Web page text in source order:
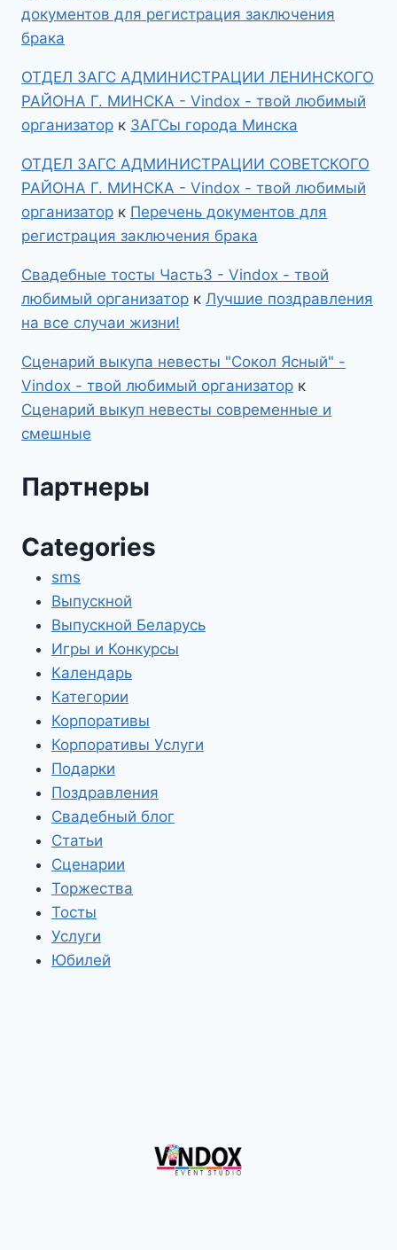
документов для регистрация заключения
брака
ОТДЕЛ ЗАГС АДМИНИСТРАЦИИ ЛЕНИНСКОГО
РАЙОНА Г. МИНСКА - Vindox - твой любимый
организатор к ЗАГСы города Минска
ОТДЕЛ ЗАГС АДМИНИСТРАЦИИ СОВЕТСКОГО
РАЙОНА Г. МИНСКА - Vindox - твой любимый
организатор к Перечень документов для
регистрация заключения брака
Свадебные тосты Часть3 - Vindox - твой
любимый организатор к Лучшие поздравления
на все случаи жизни!
Сценарий выкупа невесты "Сокол Ясный" -
Vindox - твой любимый организатор к
Сценарий выкуп невесты современные и
смешные
Партнеры
Categories
sms
Выпускной
Выпускной Беларусь
Игры и Конкурсы
Календарь
Категории
Корпоративы
Корпоративы Услуги
Подарки
Поздравления
Свадебный блог
Статьи
Сценарии
Торжества
Тосты
Услуги
Юбилей